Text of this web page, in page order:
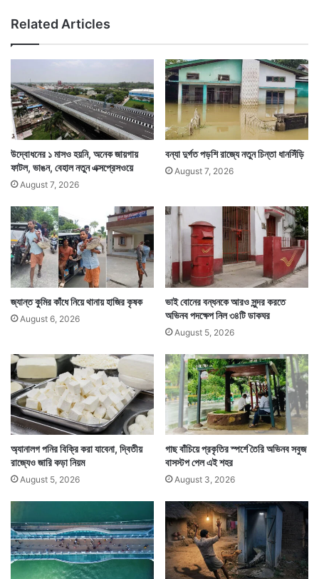
জ
ঙ্গি
Related Articles
উদ্বোধনের ১ মাসও হয়নি, অনেক জায়গায়
ফাটল, ভাঙন, বেহাল নতুন এক্সপ্রেসওয়ে
August 7, 2026
বন্যা দুর্গত পড়শি রাজ্যে নতুন চিন্তা ধানসিঁড়ি
August 7, 2026
জ্যান্ত কুমির কাঁধে নিয়ে থানায় হাজির কৃষক
August 6, 2026
ভাই বোনের বন্ধনকে আরও সুন্দর করতে
অভিনব পদক্ষেপ নিল ৩৪টি ডাকঘর
August 5, 2026
অ্যানালগ পনির বিক্রি করা যাবেনা, দ্বিতীয়
রাজ্যেও জারি কড়া নিয়ম
August 5, 2026
গাছ বাঁচিয়ে প্রকৃতির স্পর্শে তৈরি অভিনব সবুজ
বাসস্টপ পেল এই শহর
August 3, 2026